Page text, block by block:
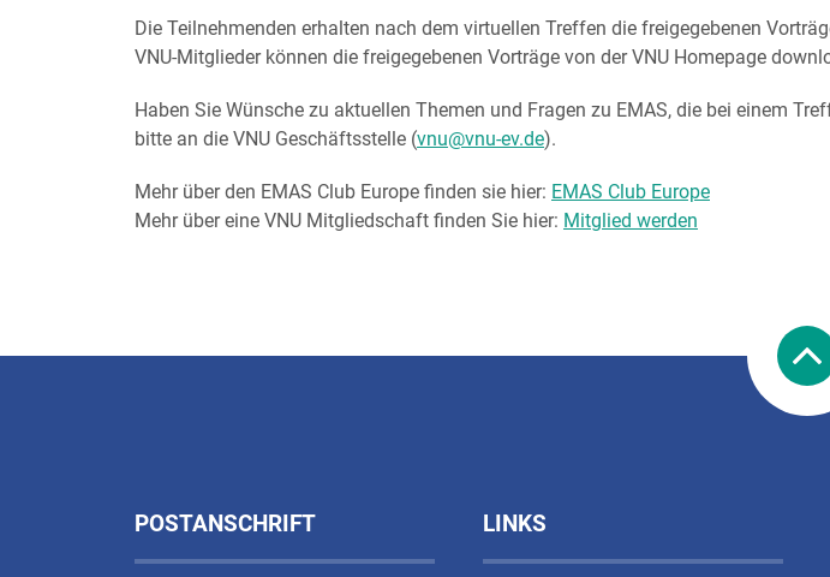
Die Teilnehmenden erhalten nach dem virtuellen Treffen die freigegebenen
VNU-Mitglieder können die freigegebenen Vorträge von der VNU Homepage
Haben Sie Wünsche zu aktuellen Themen und Fragen zu EMAS, die bei einem
bitte an die VNU Geschäftsstelle (vnu@vnu-ev.de).
Mehr über den EMAS Club Europe finden sie hier: EMAS Club Europe
Mehr über eine VNU Mitgliedschaft finden Sie hier: Mitglied werden
POSTANSCHRIFT LINKS